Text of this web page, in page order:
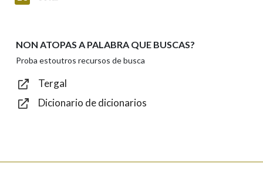
Texto de verificación
NON ATOPAS A PALABRA QUE BUSCAS?
Proba estoutros recursos de busca
Tergal
Dicionario de dicionarios